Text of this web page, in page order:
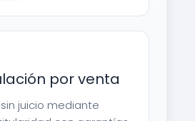
por venta
juicio mediante